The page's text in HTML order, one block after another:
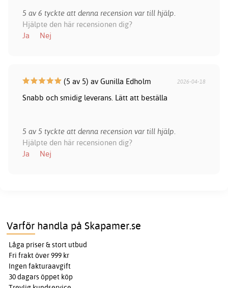
5 av 6 tyckte att denna recension var till hjälp.
Hjälpte den här recensionen dig?
Ja
Nej
(5 av 5) av Gunilla Edholm 2026-04-18
Snabb och smidig leverans. Lätt att beställa
5 av 5 tyckte att denna recension var till hjälp.
Hjälpte den här recensionen dig?
Ja
Nej
Varför handla på Skapamer.se
Låga priser & stort utbud
Fri frakt över 999 kr
Ingen fakturaavgift
30 dagars öppet köp